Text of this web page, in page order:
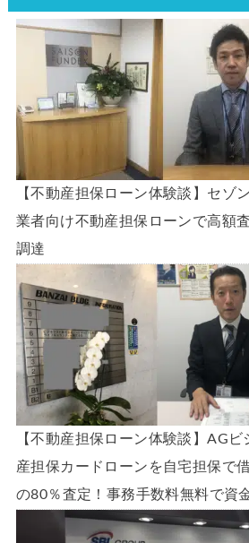
【不動産担保ローン体験談】セゾ
業者向け不動産担保ローンで高額
調達
【不動産担保ローン体験談】AG
産担保カードローンを自宅担保で
の80％査定！事務手数料無料で資